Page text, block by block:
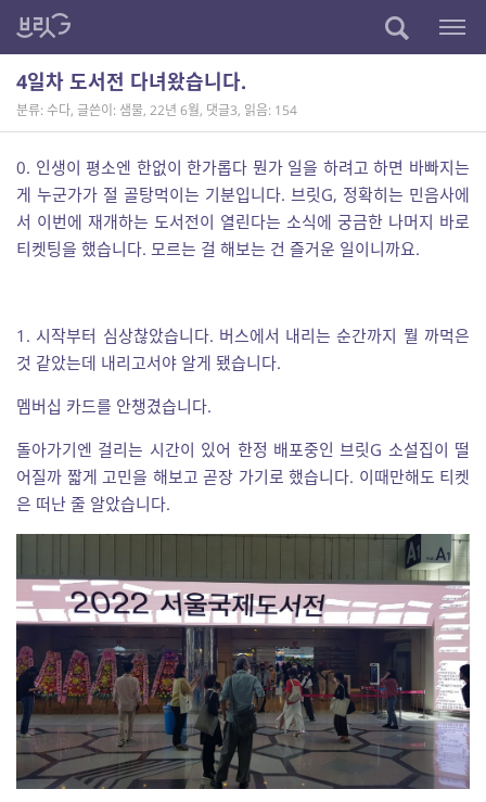
4일차 도서전 다녀왔습니다.
분류: 수다, 글쓴이: 샘물, 22년 6월, 댓글3, 읽음: 154
0. 인생이 평소엔 한없이 한가롭다 뭔가 일을 하려고 하면 바빠지는
게 누군가가 절 골탕먹이는 기분입니다. 브릿G, 정확히는 민음사에
서 이번에 재개하는 도서전이 열린다는 소식에 궁금한 나머지 바로
티켓팅을 했습니다. 모르는 걸 해보는 건 즐거운 일이니까요.
1. 시작부터 심상찮았습니다. 버스에서 내리는 순간까지 뭘 까먹은
것 같았는데 내리고서야 알게 됐습니다.
멤버십 카드를 안챙겼습니다.
돌아가기엔 걸리는 시간이 있어 한정 배포중인 브릿G 소설집이 떨
어질까 짧게 고민을 해보고 곧장 가기로 했습니다. 이때만해도 티켓
은 떠난 줄 알았습니다.